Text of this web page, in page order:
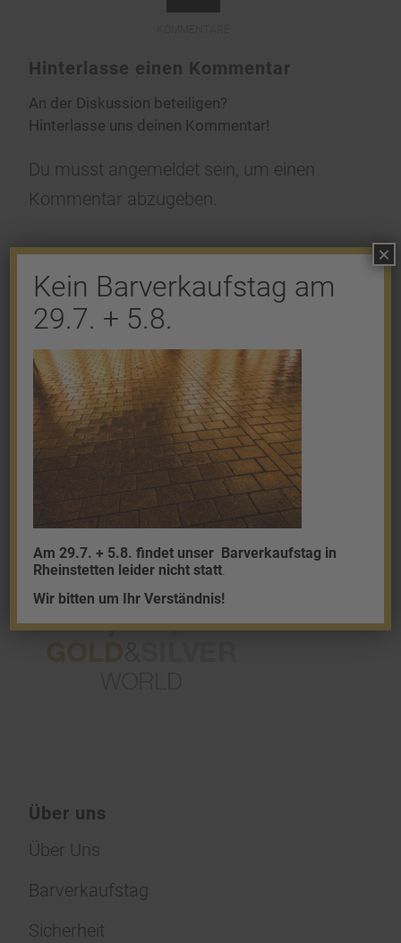
Hinterlasse einen Kommentar
An der Diskussion beteiligen?
Hinterlasse uns deinen Kommentar!
Du musst angemeldet sein, um einen
Kommentar abzugeben.
Gold
Granalien
Palladium
Über uns
Über Uns
Barverkaufstag
Sicherheit
Kein Barverkaufstag am
29.7. + 5.8.
Am 29.7. + 5.8. findet unser Barverkaufstag in
Rheinstetten leider nicht statt
Wir bitten um Ihr Verständnis!
×